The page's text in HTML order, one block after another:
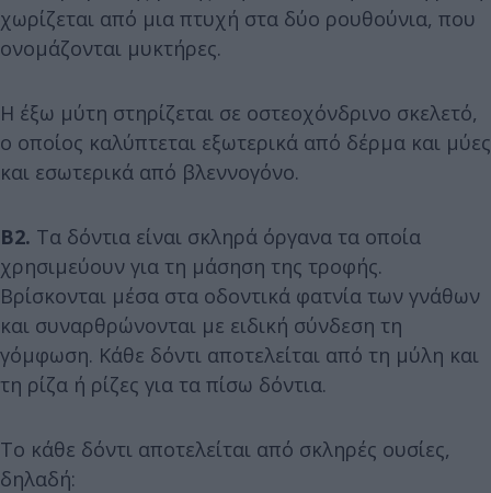
χωρίζεται από μια πτυχή στα δύο ρουθούνια, που
ονομάζονται μυκτήρες.
Η έξω μύτη στηρίζεται σε οστεοχόνδρινο σκελετό,
ο οποίος καλύπτεται εξωτερικά από δέρμα και μύες
και εσωτερικά από βλεννογόνο.
Β2. Τα δόντια είναι σκληρά όργανα τα οποία
χρησιμεύουν για τη μάσηση της τροφής.
Βρίσκονται μέσα στα οδοντικά φατνία των γνάθων
και συναρθρώνονται με ειδική σύνδεση τη
γόμφωση. Κάθε δόντι αποτελείται από τη μύλη και
τη ρίζα ή ρίζες για τα πίσω δόντια.
Το κάθε δόντι αποτελείται από σκληρές ουσίες,
δηλαδή: